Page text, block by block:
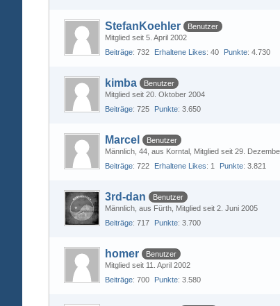
StefanKoehler
Benutzer
Mitglied seit 5. April 2002
Beiträge 732 Erhaltene Likes 40 Punkte 4.730
kimba
Benutzer
Mitglied seit 20. Oktober 2004
Beiträge 725 Punkte 3.650
Marcel
Benutzer
Männlich 44 aus Korntal Mitglied seit 29.
Beiträge 722 Erhaltene Likes 1 Punkte 3.821
3rd-dan
Benutzer
Männlich aus Fürth Mitglied seit 2. Juni 2005
Beiträge 717 Punkte 3.700
homer
Benutzer
Mitglied seit 11. April 2002
Beiträge 700 Punkte 3.580